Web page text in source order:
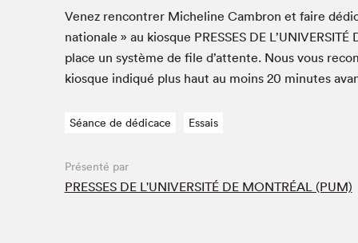
Le grand jeu de lecture à voix haute du Salon du livre
de Montréal
Lettres québécoises au Salon
Louisiane enracinée et branchée
Mur des illustrateur·rice·s
Venez ren­con­tr­er Miche­line Cam­bron et faire
na­tionale » au kiosque PRESS­ES DEL’U­NI­VER­SITÉ
place un sys­tème de file d’at­tente. Nous vous
kiosque indiqué plus haut au moins 20 min­utes
Séance de dédicace Essais
Présenté par
PRESSES DE L'UNIVERSITÉ DE MONTRÉAL (PUM)